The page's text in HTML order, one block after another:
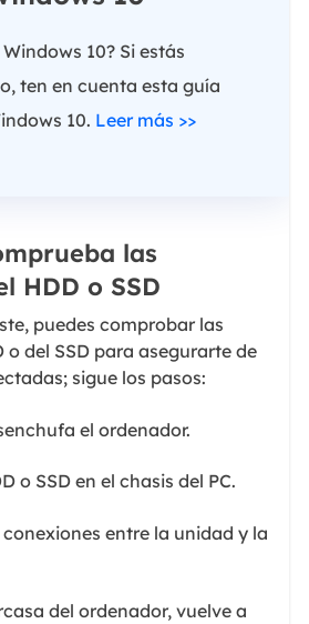
10? Si estás
ten en cuenta esta guía
10. Leer más >>
las
HDD o SSD
puedes comprobar las
o del SSD para asegurarte de
sigue los pasos:
el ordenador.
o SSD en el chasis del PC.
entre la unidad y la
del ordenador, vuelve a